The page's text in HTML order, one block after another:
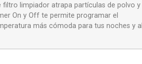
limpiador atrapa partículas de polvo y
On y Off te permite programar el
más cómoda para tus noches y al